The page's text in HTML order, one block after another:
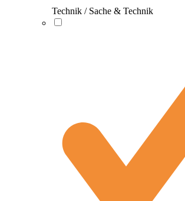
Technik / Sache & Technik